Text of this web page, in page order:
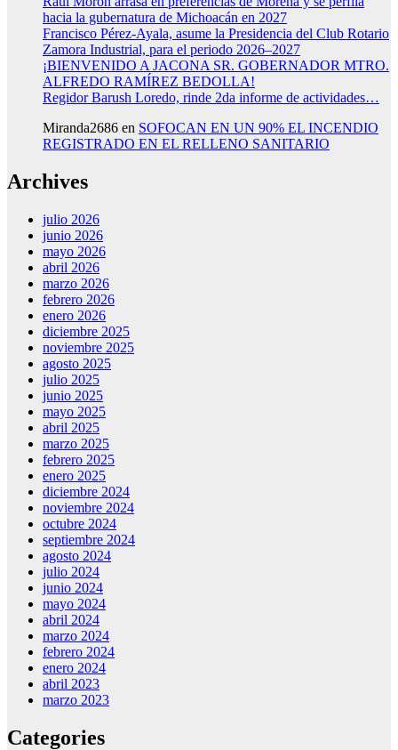
hacia la gubernatura de Michoacán en 2027
Francisco Pérez-Ayala, asume la Presidencia del Club Rotario
Zamora Industrial, para el periodo 2026–2027
¡BIENVENIDO A JACONA SR. GOBERNADOR MTRO.
ALFREDO RAMÍREZ BEDOLLA!
Regidor Barush Loredo, rinde 2da informe de actividades…
Miranda2686 en SOFOCAN EN UN 90% EL INCENDIO
REGISTRADO EN EL RELLENO SANITARIO
Archives
julio 2026
junio 2026
mayo 2026
abril 2026
marzo 2026
febrero 2026
enero 2026
diciembre 2025
noviembre 2025
agosto 2025
julio 2025
junio 2025
mayo 2025
abril 2025
marzo 2025
febrero 2025
enero 2025
diciembre 2024
noviembre 2024
octubre 2024
septiembre 2024
agosto 2024
julio 2024
junio 2024
mayo 2024
abril 2024
marzo 2024
febrero 2024
enero 2024
abril 2023
marzo 2023
Categories